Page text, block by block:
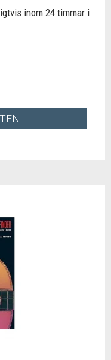
inom 24 timmar i